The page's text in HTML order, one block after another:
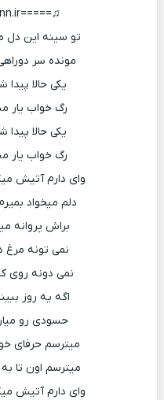
♫=====songestann.ir====♫
تو سینه این دل
مونده سر
یکی حالا پیدا
رگ خواب یار
یکی حالا پیدا
رگ خواب یار
وای دارم آتیش
دلم میخواد
براش پروانه
نمی تونه مرغ
نمی دونه روی
اگه یه روز
حسودی رو
میترسم حرفای
میترسم اون تا
وای دارم آتیش